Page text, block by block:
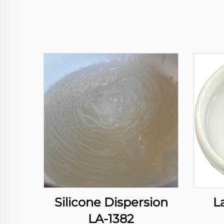
Silicone Dispersion
LA-1382